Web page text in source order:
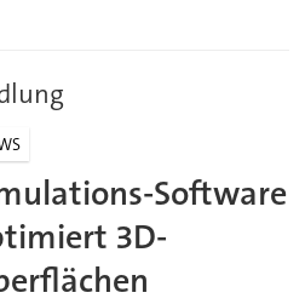
Software
3D-